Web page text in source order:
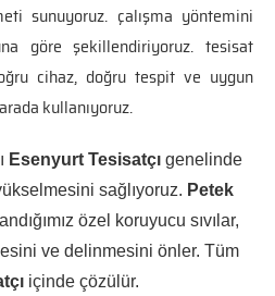
sunuyoruz. çalışma yöntemini
göre şekillendiriyoruz. tesisat
cihaz, doğru tespit ve uygun
kullanıyoruz.
Esenyurt Tesisatçı genelinde
sağlıyoruz. Petek
özel koruyucu sıvılar,
ve delinmesini önler. Tüm
içinde çözülür.